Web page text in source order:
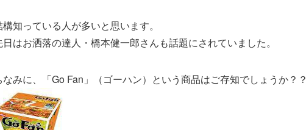
構知っている人が多いと思います。
日はお洒落の達人・橋本健一郎さんも話題にされていました。
なみに、「Go Fan」（ゴーハン）という商品はご存知でしょうか？？